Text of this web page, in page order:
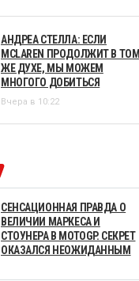
АНДРЕА СТЕЛЛА: ЕСЛИ
MCLAREN ПРОДОЛЖИТ В ТОМ
ЖЕ ДУХЕ, МЫ МОЖЕМ
МНОГОГО ДОБИТЬСЯ
Вчера в 10:22
СЕНСАЦИОННАЯ ПРАВДА О
ВЕЛИЧИИ МАРКЕСА И
СТОУНЕРА В MOTOGP. СЕКРЕТ
ОКАЗАЛСЯ НЕОЖИДАННЫМ